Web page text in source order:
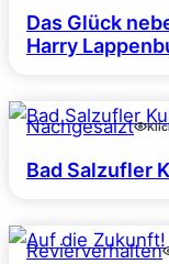
Das Glück
Harry
Nachgesalzt
Bad Salzufler
Revierverhalten